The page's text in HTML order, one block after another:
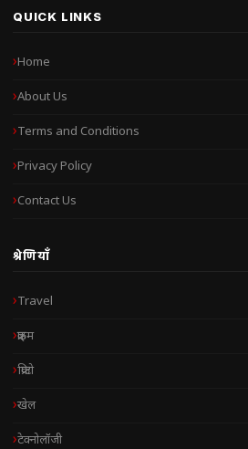
QUICK LINKS
Home
About Us
Terms and Conditions
Privacy Policy
Contact Us
श्रेणियाँ
Travel
क्राइम
क्रिप्टो
खेल
टेक्नोलॉजी